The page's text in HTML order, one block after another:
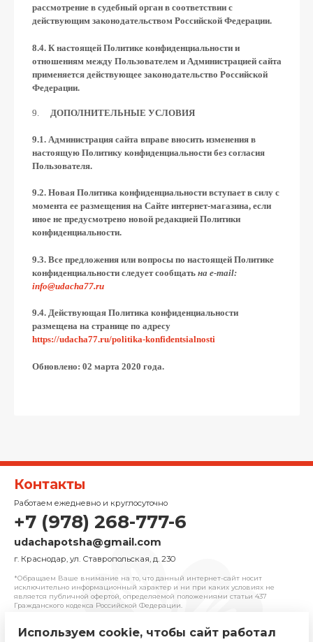
рассмотрение в судебный орган в соответствии с
действующим законодательством Российской Федерации.
8.4. К настоящей Политике конфиденциальности и
отношениям между Пользователем и Администрацией сайта
применяется действующее законодательство Российской
Федерации.
ДОПОЛНИТЕЛЬНЫЕ УСЛОВИЯ
9.1. Администрация сайта вправе вносить изменения в
настоящую Политику конфиденциальности без согласия
Пользователя.
9.2. Новая Политика конфиденциальности вступает в силу с
момента ее размещения на Сайте интернет-магазина, если
иное не предусмотрено новой редакцией Политики
конфиденциальности.
9.3. Все предложения или вопросы по настоящей Политике
конфиденциальности следует сообщать на e-mail:
info@udacha77.ru
9.4. Действующая Политика конфиденциальности
размещена на странице по адресу
https://udacha77.ru/politika-konfidentsialnosti
Обновлено: 02 марта 2020 года.
Контакты
Работаем ежедневно и круглосуточно
+7 (978) 268-777-6
udachapotsha@gmail.com
г. Краснодар, ул. Ставропольская, д. 230
*Обращаем Ваше внимание на то, что данный интернет-сайт носит
исключительно информационный характер и ни при каких условиях не
является публичной офертой, определяемой положениями cтатьи 437
Гражданского кодекса Российской Федерации.
© 2025 «Удача» | Франчайзинговая сеть
Используем cookie, чтобы сайт работал